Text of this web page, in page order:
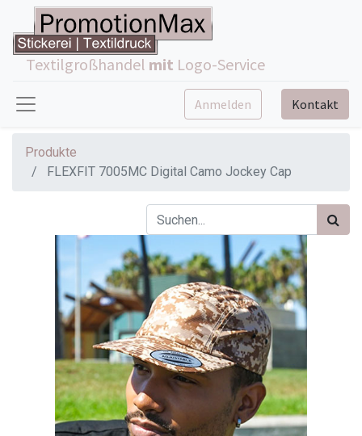
Textilgroßhandel mit Logo-Service
Anmelden Kontakt
Produkte
FLEXFIT 7005MC Digital Camo Jockey Cap